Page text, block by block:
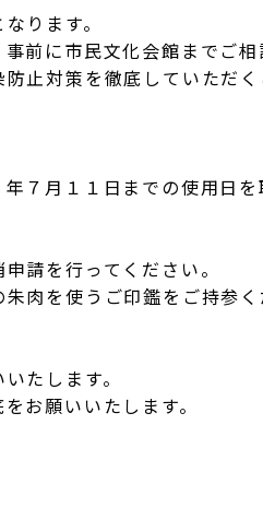
ります。
前に市民文化会館までご相
止対策を徹底していただく
７月１１日までの使用日
請を行ってください。
肉を使うご印鑑をご持参
たします。
お願いいたします。